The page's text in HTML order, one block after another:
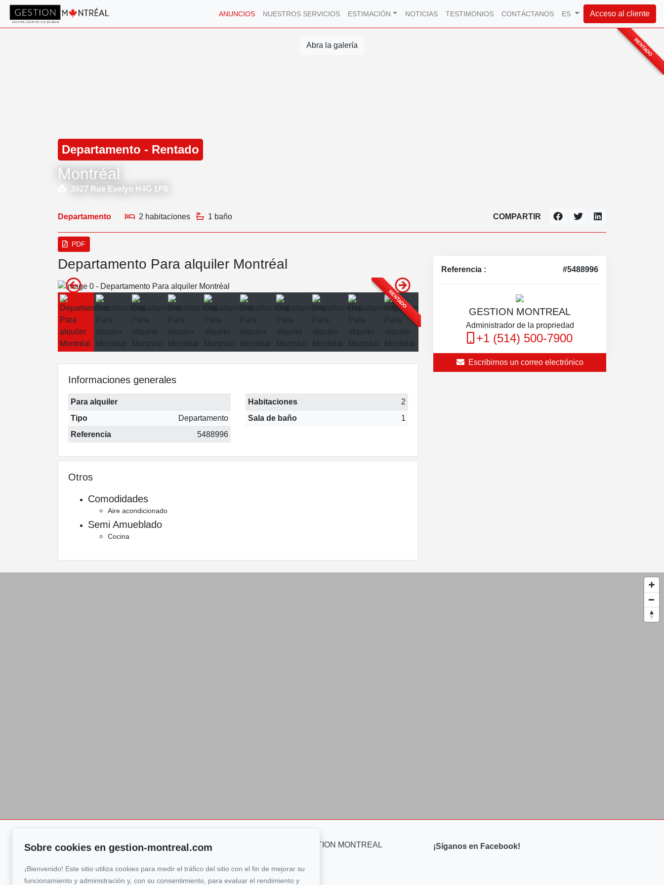
ANUNCIOS NUESTROS SERVICIOS ESTIMACIÓN NOTICIAS TESTIMONIOS CONTÁCTANOS ES Acceso al cliente
RENTADO
Abra la galería
Departamento - Rentado
Montréal
3927 Rue Evelyn H4G 1P8
Departamento 2 habitaciones 1 baño COMPARTIR
PDF
Departamento Para alquiler Montréal
RENTADO
Informaciones generales
Para alquiler
Tipo
Departamento
Referencia
5488996
Habitaciones
2
Sala de baño
1
Otros
Comodidades
Aire acondicionado
Semi Amueblado
Cocina
Referencia : #5488996
GESTION MONTREAL
Administrador de la propriedad
+1 (514) 500-7900
Escribirnos un correo electrónico
GESTION
MONTREAL
Anuncios
Nuestros servicios
Para hablar con nosotros
+1 (514) 500-7900
¡Síganos en Facebook!
Sobre cookies en gestion-montreal.com
¡Bienvenido! Este sitio utiliza cookies para medir el tráfico del sitio con el fin de mejorar su
funcionamiento y administración y, con su consentimiento, para evaluar el rendimiento y